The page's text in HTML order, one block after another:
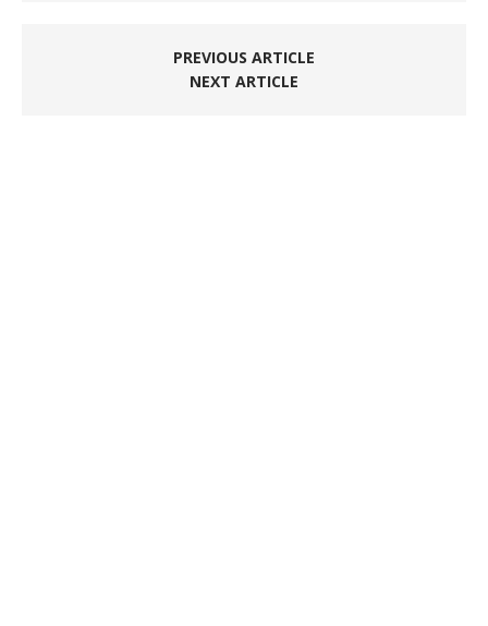
PREVIOUS ARTICLE
NEXT ARTICLE